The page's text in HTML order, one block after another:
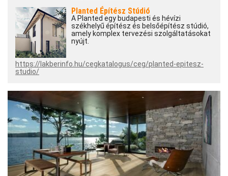
Planted Építész Stúdió
A Planted egy budapesti és hévízi
székhelyű építész és belsőépítész stúdió,
amely komplex tervezési szolgáltatásokat
nyújt.
https://lakberinfo.hu/cegkatalogus/ceg/planted-epitesz-
studio/